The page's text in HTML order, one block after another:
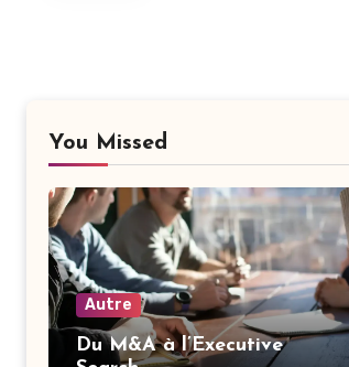
You Missed
Autre
Du M&A à l’Executive